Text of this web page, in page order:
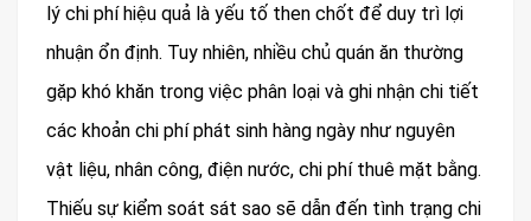
lý chi phí hiệu quả là yếu tố then chốt để duy trì lợi
nhuận ổn định. Tuy nhiên, nhiều chủ quán ăn thường
gặp khó khăn trong việc phân loại và ghi nhận chi tiết
các khoản chi phí phát sinh hàng ngày như nguyên
vật liệu, nhân công, điện nước, chi phí thuê mặt bằng.
Thiếu sự kiểm soát sát sao sẽ dẫn đến tình trạng chi